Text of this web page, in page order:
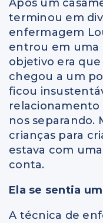
Após um
terminou em
enfermagem
entrou em uma
objetivo era
chegou a um
ficou
relacionamento
nos separando.
crianças para
estava com
conta.
Ela se sentia
A técnica de